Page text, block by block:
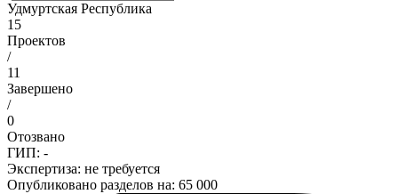
Удмуртская Республика
15
Проектов
/
11
Завершено
/
0
Отозвано
ГИП: -
Экспертиза: не требуется
Опубликовано разделов на: 65 000